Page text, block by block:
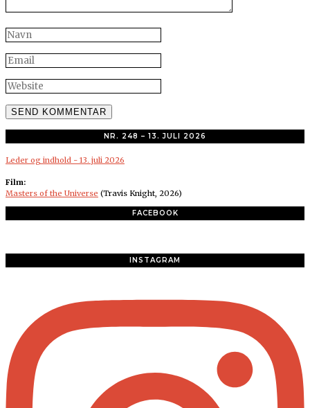
NR. 248 – 13. JULI 2026
Leder og indhold - 13. juli 2026
Film:
Masters of the Universe (Travis Knight, 2026)
FACEBOOK
INSTAGRAM